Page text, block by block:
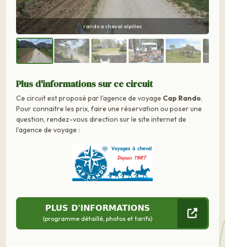
randonnee a cheval dans les alpilles
Plus d'informations sur ce circuit
Ce circuit est proposé par l'agence de voyage Cap Rando.
Pour connaitre les prix, faire une réservation ou poser une
question, rendez-vous direction sur le site internet de
l'agence de voyage :
PLUS D'INFORMATIONS
(programme détaillé, photos et tarifs)